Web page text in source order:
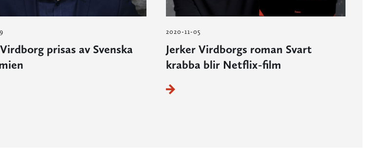
prisas av Svenska
2020-11-05
Jerker Virdborgs roman Svart
krabba blir Netflix-film